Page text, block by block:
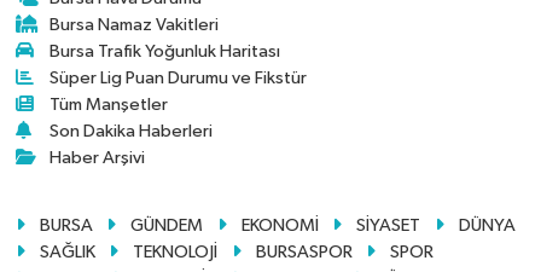
Bursa Namaz Vakitleri
Bursa Trafik Yoğunluk Haritası
Süper Lig Puan Durumu ve Fikstür
Tüm Manşetler
Son Dakika Haberleri
Haber Arşivi
BURSA GÜNDEM EKONOMİ SİYASET
DÜNYA
SAĞLIK
TEKNOLOJİ BURSASPOR
SPOR